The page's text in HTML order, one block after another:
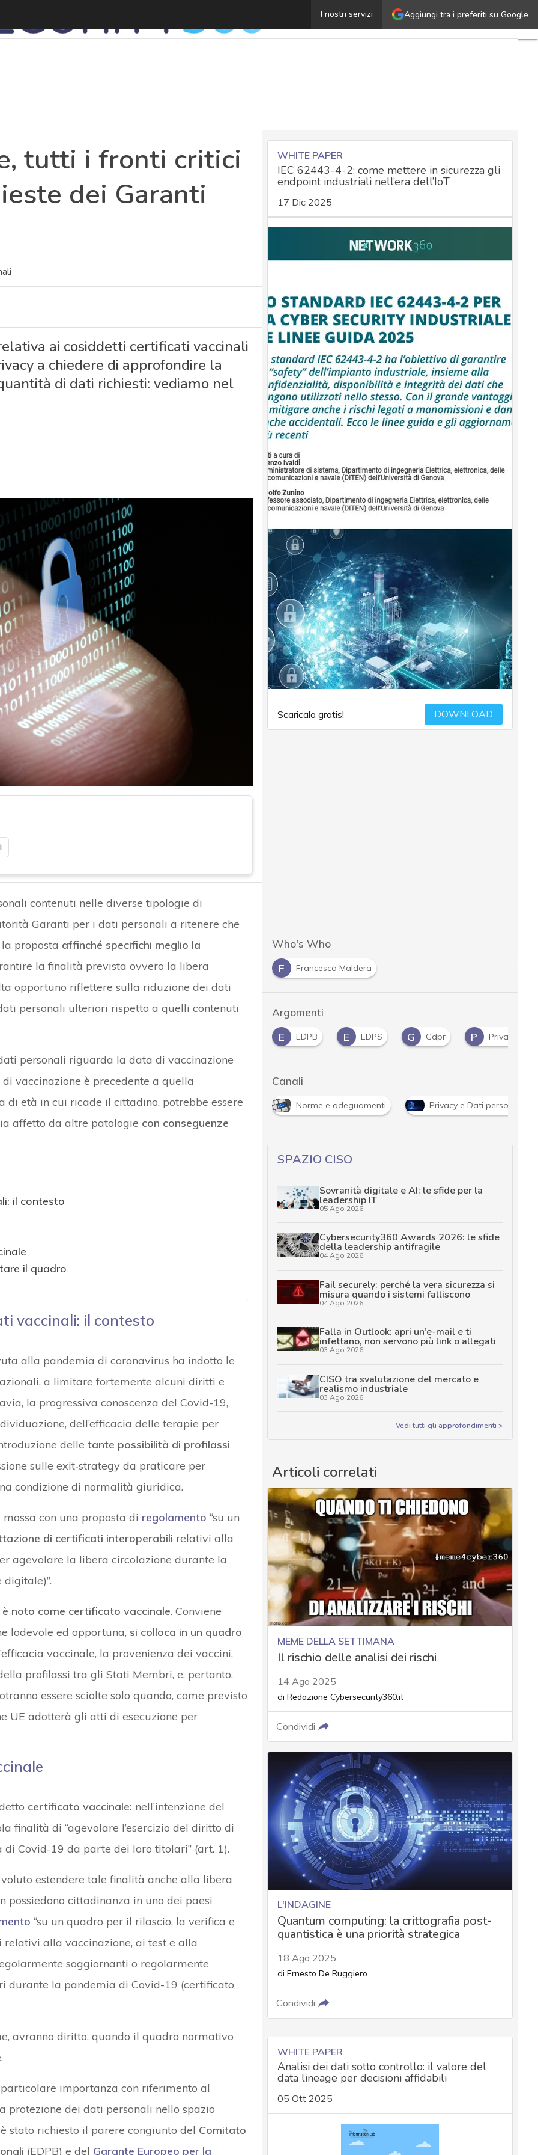
Aggiungi tra i preferiti su Google
I nostri servizi
Certificato vaccinale, tutti i fronti critici privacy: ecco le
tutti i fronti critici
dei Garanti
ai cosiddetti certificati vaccinali
a chiedere di approfondire la
di dati richiesti: vediamo nel
contenuti nelle diverse tipologie di
Garanti per i dati personali a ritenere che
proposta affinché specifichi meglio la
la finalità prevista ovvero la libera
opportuno riflettere sulla riduzione dei dati
personali ulteriori rispetto a quelli contenuti
personali riguarda la data di vaccinazione
vaccinazione è precedente a quella
età in cui ricade il cittadino, potrebbe essere
affetto da altre patologie con conseguenze
il contesto
il quadro
vaccinali: il contesto
alla pandemia di coronavirus ha indotto le
a limitare fortemente alcuni diritti e
la progressiva conoscenza del Covid-19,
dell’efficacia delle terapie per
delle tante possibilità di profilassi
sulle exit‑strategy da praticare per
condizione di normalità giuridica.
mossa con una proposta di regolamento “su un
di certificati interoperabili relativi alla
agevolare la libera circolazione durante la
è noto come certificato vaccinale. Conviene
lodevole ed opportuna, si colloca in un quadro
vaccinale, la provenienza dei vaccini,
profilassi tra gli Stati Membri, e, pertanto,
essere sciolte solo quando, come previsto
UE adotterà gli atti di esecuzione per
certificato vaccinale: nell’intenzione del
finalità di “agevolare l’esercizio del diritto di
Covid-19 da parte dei loro titolari” (art. 1).
voluto estendere tale finalità anche alla libera
possiedono cittadinanza in uno dei paesi
“su un quadro per il rilascio, la verifica e
alla vaccinazione, ai test e alla
soggiornanti o regolarmente
durante la pandemia di Covid-19 (certificato
avranno diritto, quando il quadro normativo
importanza con riferimento al
protezione dei dati personali nello spazio
stato richiesto il parere congiunto del Comitato
(EDPB) e del Garante Europeo per la
WHITE PAPER
IEC 62443-4-2: come mettere in sicurezza gli
endpoint industriali nell’era dell’IoT
17 Dic 2025
Scaricalo gratis! DOWNLOAD
Who's Who
F
Francesco Maldera
Argomenti
E EDPB E EDPS G Gdpr P Privacy
Canali
News, attualità e analisi Cyber sicurezza e privacy Norme e adeguamenti Privacy e Dati personali
SPAZIO CISO
Sovranità digitale e AI: le sfide per la
leadership IT
05 Ago 2026
Cybersecurity360 Awards 2026: le sfide
della leadership antifragile
04 Ago 2026
Fail securely: perché la vera sicurezza si
misura quando i sistemi falliscono
04 Ago 2026
Falla in Outlook: apri un’e-mail e ti
infettano, non servono più link o allegati
03 Ago 2026
CISO tra svalutazione del mercato e
realismo industriale
03 Ago 2026
Vedi tutti gli approfondimenti >
Articoli correlati
MEME DELLA SETTIMANA
Il rischio delle analisi dei rischi
14 Ago 2025
di Redazione Cybersecurity360.it
Condividi
L'INDAGINE
Quantum computing: la crittografia post-
quantistica è una priorità strategica
18 Ago 2025
di Ernesto De Ruggiero
Condividi
WHITE PAPER
Analisi dei dati sotto controllo: il valore del
data lineage per decisioni affidabili
05 Ott 2025